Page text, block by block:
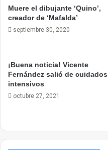
Muere el dibujante ‘Quino’,
creador de ‘Mafalda’
septiembre 30, 2020
¡Buena noticia! Vicente
Fernández salió de cuidados
intensivos
octubre 27, 2021